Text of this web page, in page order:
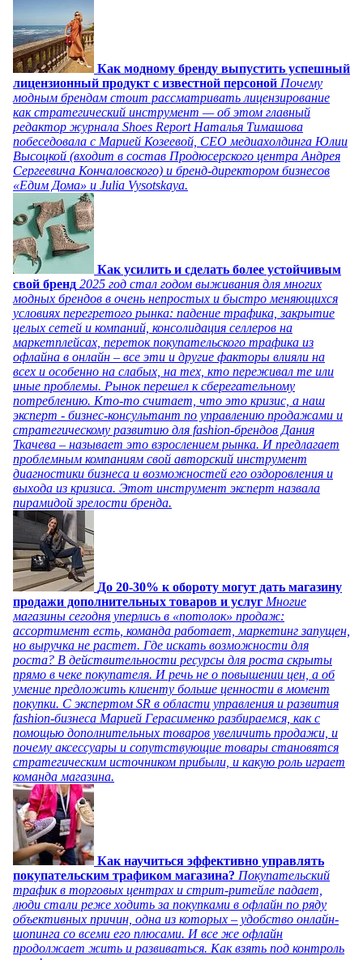
Как модному бренду выпустить успешный
лицензионный продукт с известной персоной Почему
модным брендам стоит рассматривать лицензирование
как стратегический инструмент — об этом главный
редактор журнала Shoes Report Наталья Тимашова
побеседовала с Марией Козеевой, СЕО медиахолдинга Юлии
Высоцкой (входит в состав Продюсерского центра Андрея
Сергеевича Кончаловского) и бренд-директором бизнесов
«Едим Дома» и Julia Vysotskaya.
Как усилить и сделать более устойчивым
свой бренд 2025 год стал годом выживания для многих
модных брендов в очень непростых и быстро меняющихся
условиях перегретого рынка: падение трафика, закрытие
целых сетей и компаний, консолидация селлеров на
маркетплейсах, переток покупательского трафика из
офлайна в онлайн – все эти и другие факторы влияли на
всех и особенно на слабых, на тех, кто переживал те или
иные проблемы. Рынок перешел к сберегательному
потреблению. Кто-то считает, что это кризис, а наш
эксперт - бизнес-консультант по управлению продажами и
стратегическому развитию для fashion-брендов Дания
Ткачева – называет это взрослением рынка. И предлагает
проблемным компаниям свой авторский инструмент
диагностики бизнеса и возможностей его оздоровления и
выхода из кризиса. Этот инструмент эксперт назвала
пирамидой зрелости бренда.
До 20-30% к обороту могут дать магазину
продажи дополнительных товаров и услуг Многие
магазины сегодня уперлись в «потолок» продаж:
ассортимент есть, команда работает, маркетинг запущен,
но выручка не растет. Где искать возможности для
роста? В действительности ресурсы для роста скрыты
прямо в чеке покупателя. И речь не о повышении цен, а об
умение предложить клиенту больше ценности в момент
покупки. С экспертом SR в области управления и развития
fashion-бизнеса Марией Герасименко разбираемся, как с
помощью дополнительных товаров увеличить продажи, и
почему аксессуары и сопутствующие товары становятся
стратегическим источником прибыли, и какую роль играет
команда магазина.
Как научиться эффективно управлять
покупательским трафиком магазина? Покупательский
трафик в торговых центрах и стрит-ритейле падает,
люди стали реже ходить за покупками в офлайн по ряду
объективных причин, одна из которых – удобство онлайн-
шопинга со всеми его плюсами. И все же офлайн
продолжает жить и развиваться. Как взять под контроль